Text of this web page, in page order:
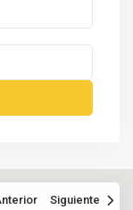
Siguiente